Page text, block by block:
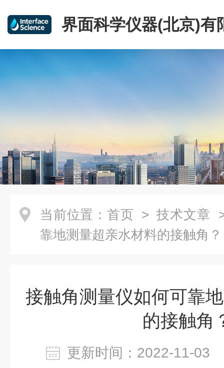
界面科学仪器(北京)有
当前位置： 首页 > 技术文章
靠地测量超亲水材料的接触角？
接触角测量仪如何可靠
的接触角
更新时间：2022-11-